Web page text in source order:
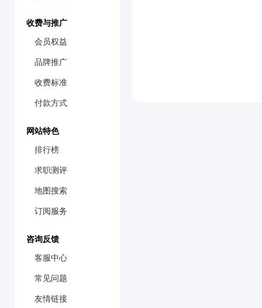
收费与推广
会员权益
品牌推广
收费标准
付款方式
网站特色
排行榜
求职测评
地图搜索
订阅服务
咨询反馈
客服中心
常见问题
友情链接